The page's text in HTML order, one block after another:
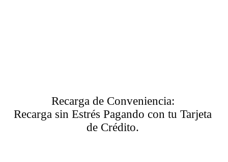
Recarga de Conveniencia:
Recarga sin Estrés Pagando con tu Tarjeta
de Crédito.